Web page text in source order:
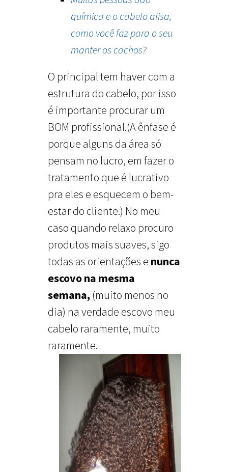
química e o cabelo alisa,
como você faz para o seu
manter os cachos?
O principal tem haver com a
estrutura do cabelo, por isso
é importante procurar um
BOM profissional.(A ênfase é
porque alguns da área só
pensam no lucro, em fazer o
tratamento que é lucrativo
pra eles e esquecem o bem-
estar do cliente.) No meu
caso quando relaxo procuro
produtos mais suaves, sigo
todas as orientações e nunca
escovo na mesma
semana, (muito menos no
dia) na verdade escovo meu
cabelo raramente, muito
raramente.